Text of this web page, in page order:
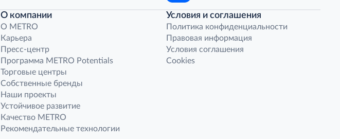
О компании
O METRO
Карьера
Пресс-центр
Программа METRO Potentials
Торговые центры
Собственные бренды
Наши проекты
Устойчивое развитие
Качество METRO
Рекомендательные технологии
Условия и соглашения
Политика конфиденциальности
Правовая информация
Условия соглашения
Cookies